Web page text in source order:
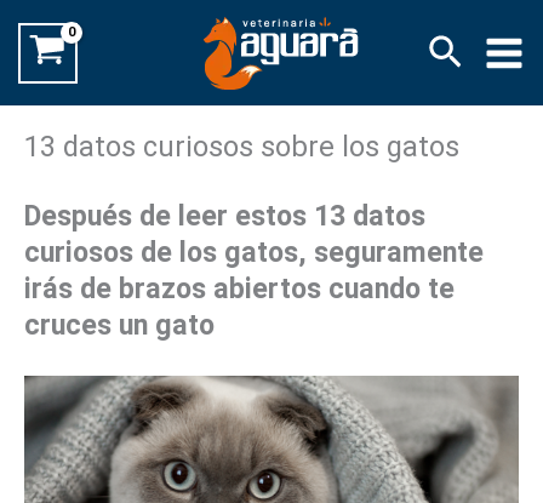
contenido
Buscar
13 datos curiosos sobre los gatos
Después de leer estos 13 datos
curiosos de los gatos, seguramente
irás de brazos abiertos cuando te
cruces un gato